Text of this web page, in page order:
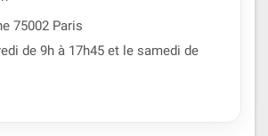
75002 Paris
de 9h à 17h45 et le samedi de